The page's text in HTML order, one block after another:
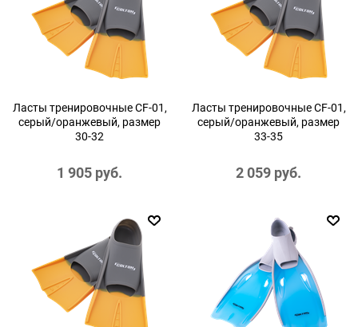
Ласты тренировочные CF-01,
серый/оранжевый, размер
30-32
1 905 руб.
Ласты тренировочные CF-01,
серый/оранжевый, размер
33-35
2 059 руб.